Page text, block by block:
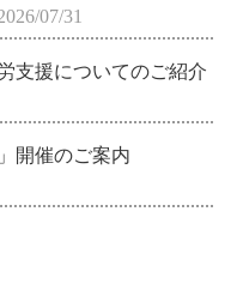
07/31
支援についてのご紹介
開催のご案内